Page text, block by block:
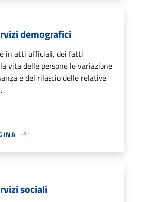
demografici
in atti ufficiali, dei fatti
vita delle persone le variazione
e del rilascio delle relative
sociali